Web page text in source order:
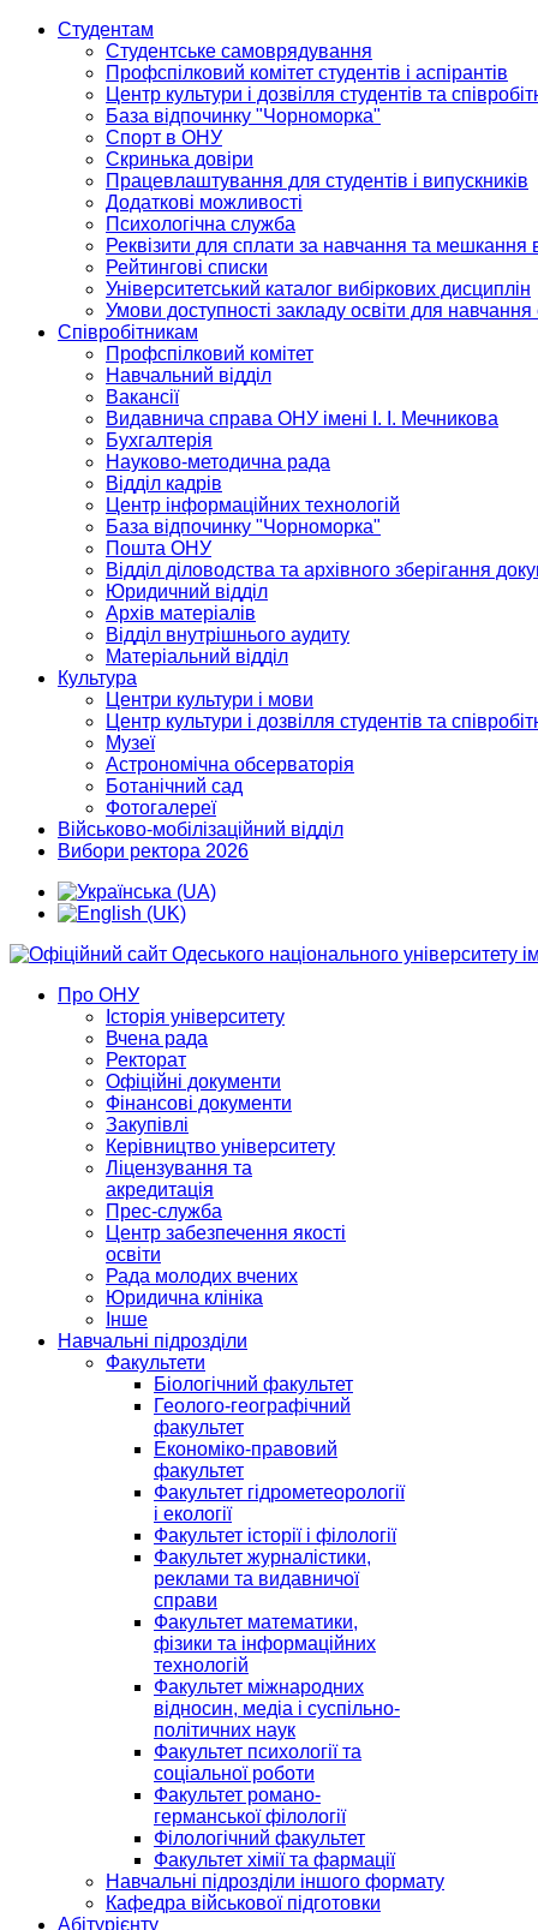
Студентам
Студентське самоврядування
Профспілковий комітет студентів і аспірантів
Центр культури і дозвілля студентів та
База відпочинку "Чорноморка"
Спорт в ОНУ
Скринька довіри
Працевлаштування для студентів і випускників
Додаткові можливості
Психологічна служба
Реквізити для сплати за навчання та мешкання
Рейтингові списки
Університетський каталог вибіркових дисциплін
Умови доступності закладу освіти для
Співробітникам
Профспілковий комітет
Навчальний відділ
Вакансії
Видавнича справа ОНУ імені І. І. Мечникова
Бухгалтерія
Науково-методична рада
Відділ кадрів
Центр інформаційних технологій
База відпочинку "Чорноморка"
Пошта ОНУ
Відділ діловодства та архівного зберігання
Юридичний відділ
Архів матеріалів
Відділ внутрішнього аудиту
Матеріальний відділ
Культура
Центри культури і мови
Центр культури і дозвілля студентів та
Музеї
Астрономічна обсерваторія
Ботанічний сад
Фотогалереї
Військово-мобілізаційний відділ
Вибори ректора 2026
Про ОНУ
Історія університету
Вчена рада
Ректорат
Офіційні документи
Фінансові документи
Закупівлі
Керівництво університету
Ліцензування та
акредитація
Прес-служба
Центр забезпечення якості
освіти
Рада молодих вчених
Юридична клініка
Інше
Навчальні підрозділи
Факультети
Біологічний факультет
Геолого-географічний
факультет
Економіко-правовий
факультет
Факультет гідрометеорології
і екології
Факультет історії і філології
Факультет журналістики,
реклами та видавничої
справи
Факультет математики,
фізики та інформаційних
технологій
Факультет міжнародних
відносин, медіа і суспільно-
політичних наук
Факультет психології та
соціальної роботи
Факультет романо-
германської філології
Філологічний факультет
Факультет хімії та фармації
Навчальні підрозділи іншого формату
Кафедра військової підготовки
Абітурієнту